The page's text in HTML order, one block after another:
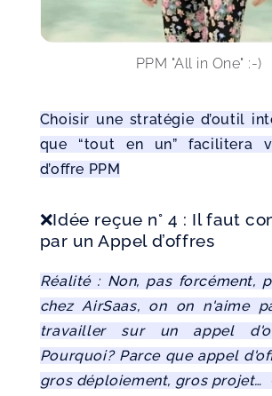
PPM "All in One" :-)
Choisir une stratégie d’outil
que “tout en un” facilitera
d’offre PPM
❌Idée reçue n° 4 : Il faut
par un Appel d’offres
Réalité : Non, pas forcément,
chez AirSaas, on on n'aime
travailler sur un appel
Pourquoi? Parce que appel
gros déploiement, gros projet…